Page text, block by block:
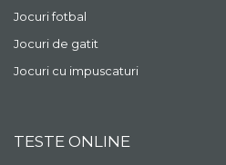
Jocuri fotbal
Jocuri de gatit
Jocuri cu impuscaturi
TESTE ONLINE